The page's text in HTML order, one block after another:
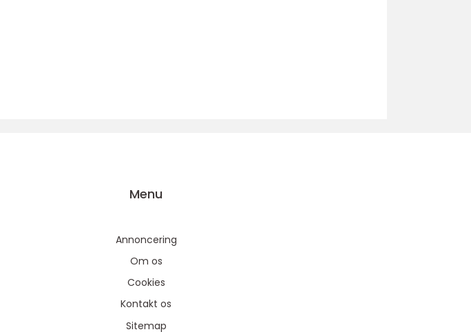
Menu
Annoncering
Om os
Cookies
Kontakt os
Sitemap